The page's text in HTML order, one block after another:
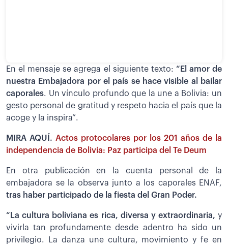
En el mensaje se agrega el siguiente texto: “El amor de
nuestra Embajadora por el país se hace visible al bailar
caporales. Un vínculo profundo que la une a Bolivia: un
gesto personal de gratitud y respeto hacia el país que la
acoge y la inspira”.
MIRA AQUÍ. Actos protocolares por los 201 años de la
independencia de Bolivia: Paz participa del Te Deum
En otra publicación en la cuenta personal de la
embajadora se la observa junto a los caporales ENAF,
tras haber participado de la fiesta del Gran Poder.
“La cultura boliviana es rica, diversa y extraordinaria, y
vivirla tan profundamente desde adentro ha sido un
privilegio. La danza une cultura, movimiento y fe en